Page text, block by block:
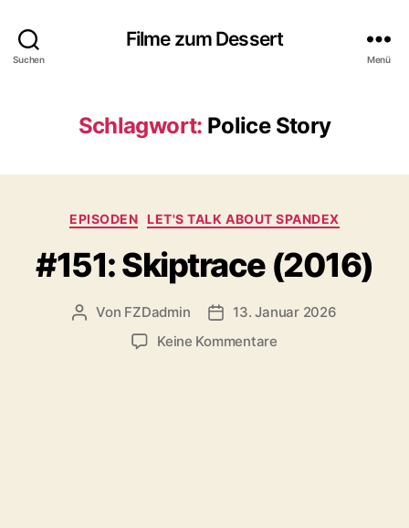
Suchen
Filme zum Dessert
Menü
Schlagwort: Police Story
Kategorien
EPISODEN LET'S TALK ABOUT SPANDEX
#151: Skiptrace (2016)
Beitragsautor
Von FZDadmin Veröffentlichungsdatum
13. Januar 2026
Keine Kommentarezu